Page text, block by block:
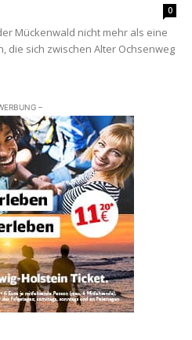
0
Mückenwald nicht mehr als eine
die sich zwischen Alter Ochsenweg
–